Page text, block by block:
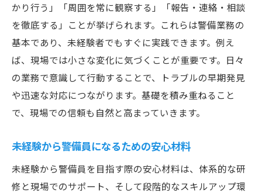
かり行う」「周囲を常に観察する」「報告・連絡・相談
を徹底する」ことが挙げられます。これらは警備業務の
基本であり、未経験者でもすぐに実践できます。例え
ば、現場では小さな変化に気づくことが重要です。日々
の業務で意識して行動することで、トラブルの早期発見
や迅速な対応につながります。基礎を積み重ねること
で、現場での信頼も自然と高まっていきます。
未経験から警備員になるための安心材料
未経験から警備員を目指す際の安心材料は、体系的な研
修と現場でのサポート、そして段階的なスキルアップ環